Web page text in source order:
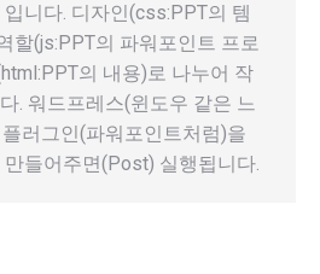
니다. 디자인(css:PPT의 템
할(js:PPT의 파워포인트 프로
의 내용)로 나누어 작
. 워드프레스(윈도우 같은 느
러그인(파워포인트처럼)을
들어주면(Post) 실행됩니다.